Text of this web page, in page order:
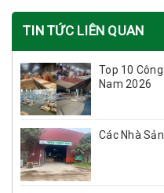
TIN TỨC LIÊN QUAN
Top 10
Nam 2026
Các Nhà